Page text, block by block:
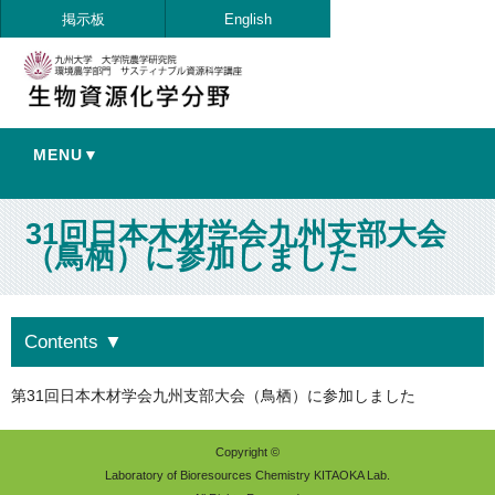
掲示板 English
MENU▼
31回日本木材学会九州支部大会
（鳥栖）に参加しました
第31回日本木材学会九州支部大会（鳥栖）に参加しました
Contents ▼
Copyright ©
Laboratory of Bioresources Chemistry KITAOKA Lab.